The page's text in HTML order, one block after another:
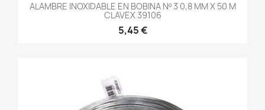
ALAMBRE INOXIDABLE EN BOBINA Nº 3 0,8 MM X 50 M
CLAVEX 39106
5,45 €